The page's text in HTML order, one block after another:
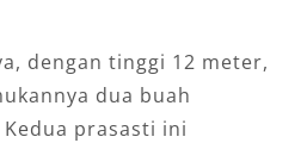
dengan tinggi 12 meter,
dua buah
prasasti ini